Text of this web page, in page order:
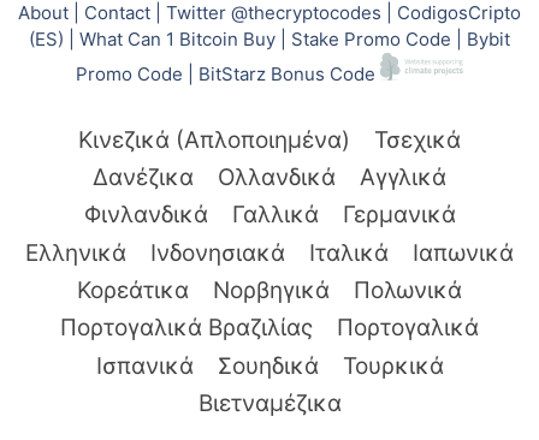
About
Contact Twitter @thecryptocodes
CodigosCripto
(ES)
What Can 1 Bitcoin Buy Stake Promo Code
Bybit
Promo Code
BitStarz Bonus Code
Κινεζικά (Απλοποιημένα)
Τσεχικά
Δανέζικα
Ολλανδικά
Αγγλικά
Φινλανδικά
Γαλλικά
Γερμανικά
Ελληνικά
Ινδονησιακά Ιταλικά
Ιαπωνικά
Κορεάτικα
Νορβηγικά
Πολωνικά
Πορτογαλικά Βραζιλίας
Πορτογαλικά
Ισπανικά
Σουηδικά
Τουρκικά
Βιετναμέζικα